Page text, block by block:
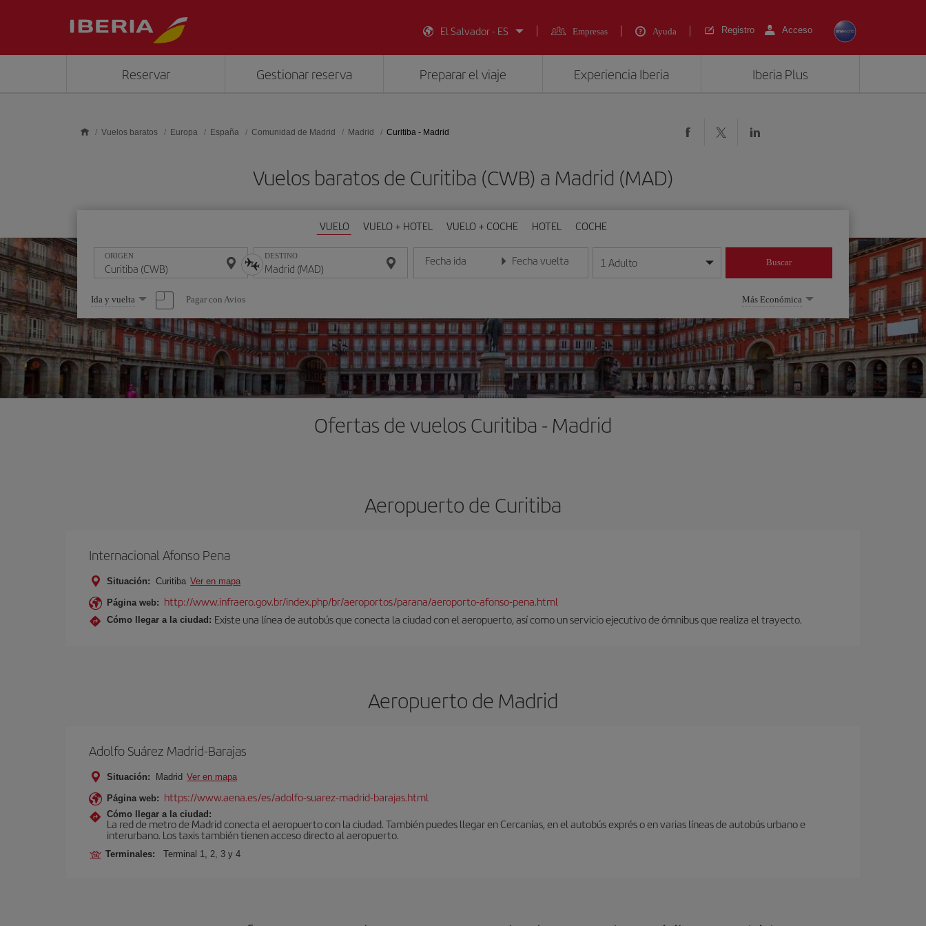
El Salvador - ES
Empresas Ayuda Registro Acceso
Reservar Gestionar reserva Preparar el viaje Experiencia Iberia Iberia Plus
Vuelos baratos Europa España Comunidad de Madrid Madrid Curitiba - Madrid
Vuelos baratos de Curitiba (CWB) a Madrid (MAD)
VUELO VUELO + HOTEL VUELO + COCHE HOTEL COCHE
ORIGEN DESTINO Fecha ida
Introduce la fecha en formato día/mes/año
Fecha vuelta
Introduce la fecha en formato día/mes/año
1 Adulto Buscar
Seleccione
una
opción
Ida y vuelta Pagar con Avios Más Económica
Ofertas de vuelos Curitiba - Madrid
Aeropuerto de Curitiba
Internacional Afonso Pena
Situación: Curitiba Ver en mapa
Página web: http://www.infraero.gov.br/index.php/br/aeroportos/parana/aeroporto-afonso-pena.html
Cómo llegar a la ciudad: Existe una línea de autobús que conecta la ciudad con el aeropuerto, así como un servicio ejecutivo de ómnibus que realiza el trayecto.
Aeropuerto de Madrid
Adolfo Suárez Madrid-Barajas
Situación: Madrid Ver en mapa
Página web: https://www.aena.es/es/adolfo-suarez-madrid-barajas.html
Cómo llegar a la ciudad:
La red de metro de Madrid conecta el aeropuerto con la ciudad. También puedes llegar en Cercanías, en el autobús exprés o en varias líneas de autobús urbano e
interurbano. Los taxis también tienen acceso directo al aeropuerto.
Terminales: Terminal 1, 2, 3 y 4